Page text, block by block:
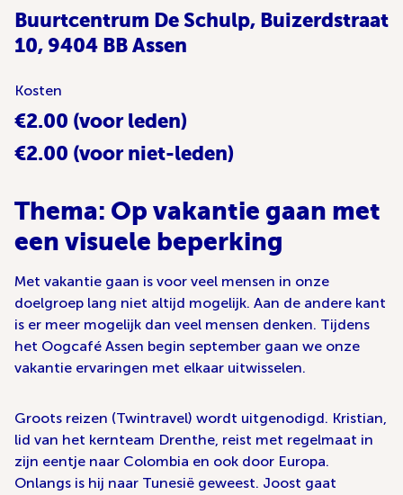
Buurtcentrum De Schulp, Buizerdstraat
10, 9404 BB Assen
Kosten
€2.00 (voor leden)
€2.00 (voor niet-leden)
Thema: Op vakantie gaan met
een visuele beperking
Met vakantie gaan is voor veel mensen in onze
doelgroep lang niet altijd mogelijk. Aan de andere kant
is er meer mogelijk dan veel mensen denken. Tijdens
het Oogcafé Assen begin september gaan we onze
vakantie ervaringen met elkaar uitwisselen.
Groots reizen (Twintravel) wordt uitgenodigd. Kristian,
lid van het kernteam Drenthe, reist met regelmaat in
zijn eentje naar Colombia en ook door Europa.
Onlangs is hij naar Tunesië geweest. Joost gaat